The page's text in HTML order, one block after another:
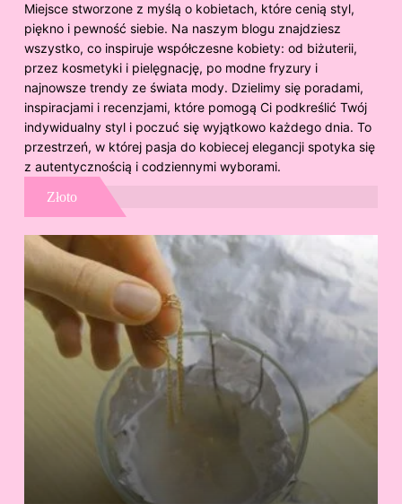
Miejsce stworzone z myślą o kobietach, które cenią styl,
piękno i pewność siebie. Na naszym blogu znajdziesz
wszystko, co inspiruje współczesne kobiety: od biżuterii,
przez kosmetyki i pielęgnację, po modne fryzury i
najnowsze trendy ze świata mody. Dzielimy się poradami,
inspiracjami i recenzjami, które pomogą Ci podkreślić Twój
indywidualny styl i poczuć się wyjątkowo każdego dnia. To
przestrzeń, w której pasja do kobiecej elegancji spotyka się
z autentycznością i codziennymi wyborami.
Złoto